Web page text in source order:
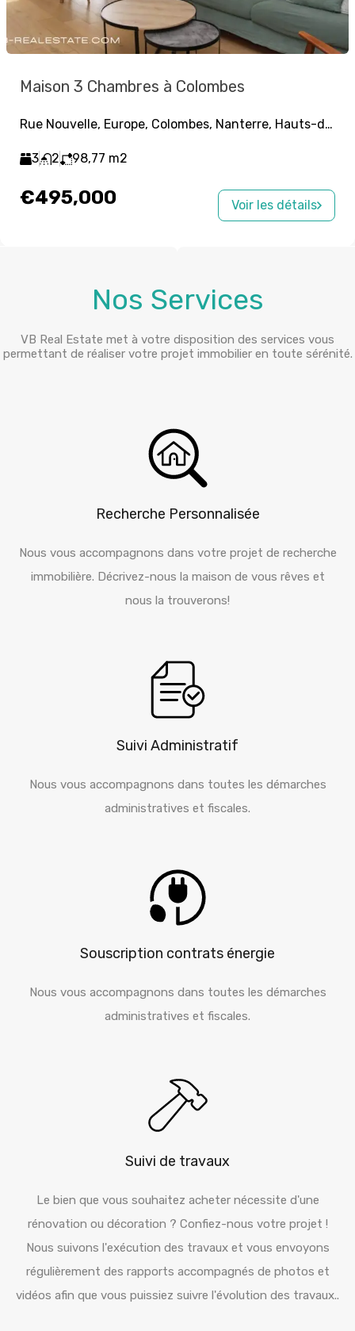
Maison 3 Chambres à Colombes
Rue Nouvelle, Europe, Colombes, Nanterre, Hauts-de-Seine, Île-de-France, France métropolitaine, 92700, France
3 2 98,77 m2
€495,000 Voir les détails
Nos Services
VB Real Estate met à votre disposition des services vous
permettant de réaliser votre projet immobilier en toute sérénité.
Recherche Personnalisée
Nous vous accompagnons dans votre projet de recherche
immobilière. Décrivez-nous la maison de vous rêves et
nous la trouverons!
Suivi Administratif
Nous vous accompagnons dans toutes les démarches
administratives et fiscales.
Souscription contrats énergie
Nous vous accompagnons dans toutes les démarches
administratives et fiscales.
Suivi de travaux
Le bien que vous souhaitez acheter nécessite d'une
rénovation ou décoration ? Confiez-nous votre projet !
Nous suivons l'exécution des travaux et vous envoyons
régulièrement des rapports accompagnés de photos et
vidéos afin que vous puissiez suivre l'évolution des travaux..